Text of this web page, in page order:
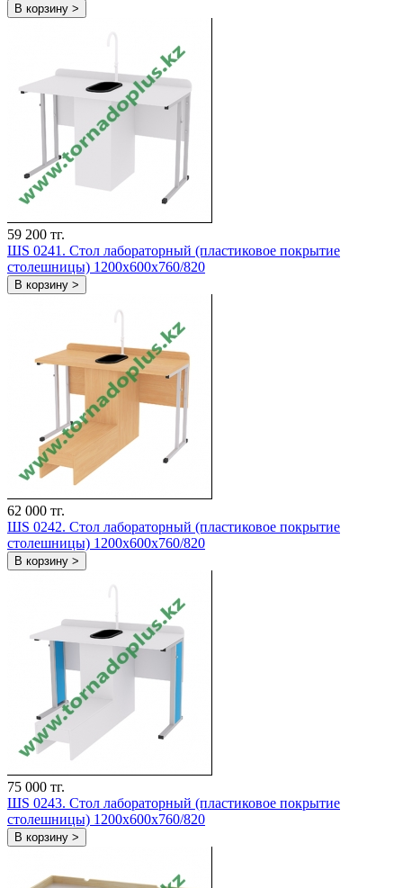
В корзину >
59 200 тг.
ШS 0241. Стол лабораторный (пластиковое покрытие
столешницы) 1200х600х760/820
В корзину >
62 000 тг.
ШS 0242. Стол лабораторный (пластиковое покрытие
столешницы) 1200х600х760/820
В корзину >
75 000 тг.
ШS 0243. Стол лабораторный (пластиковое покрытие
столешницы) 1200х600х760/820
В корзину >